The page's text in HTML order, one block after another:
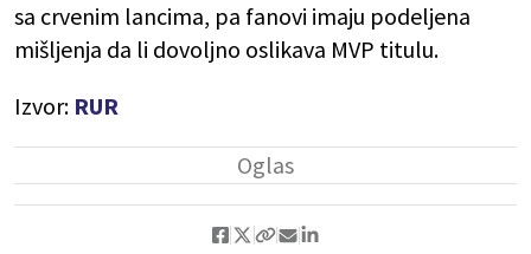
sa crvenim lancima, pa fanovi imaju podeljena
mišljenja da li dovoljno oslikava MVP titulu.
Izvor: RUR